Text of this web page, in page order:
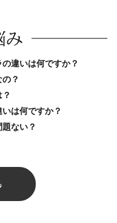
み
違いは何ですか？
？
は何ですか？
ない？